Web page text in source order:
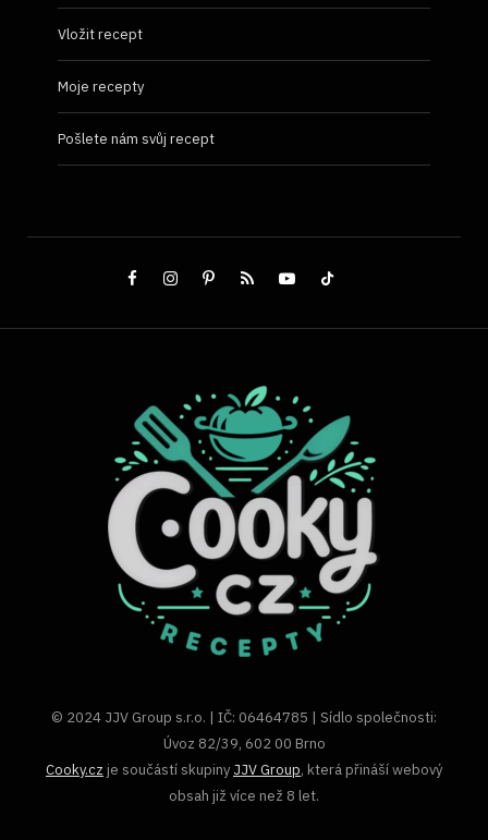
Vložit recept
Moje recepty
Pošlete nám svůj recept
© 2024 JJV Group s.r.o. | IČ: 06464785 | Sídlo společnosti:
Úvoz 82/39, 602 00 Brno
Cooky.cz je součástí skupiny JJV Group, která přináší webový
obsah již více než 8 let.